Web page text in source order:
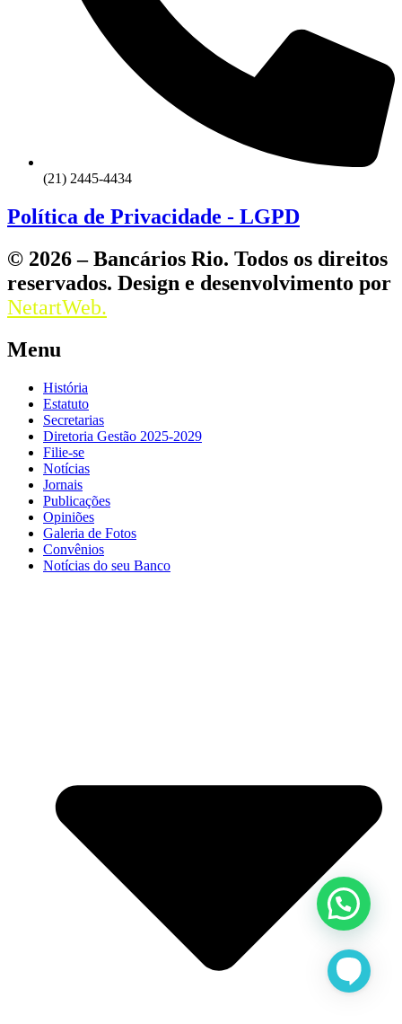
(21) 2445-4434
Política de Privacidade - LGPD
© 2026 – Bancários Rio. Todos os direitos
reservados. Design e desenvolvimento por
NetartWeb.
Menu
História
Estatuto
Secretarias
Diretoria Gestão 2025-2029
Filie-se
Notícias
Jornais
Publicações
Opiniões
Galeria de Fotos
Convênios
Notícias do seu Banco